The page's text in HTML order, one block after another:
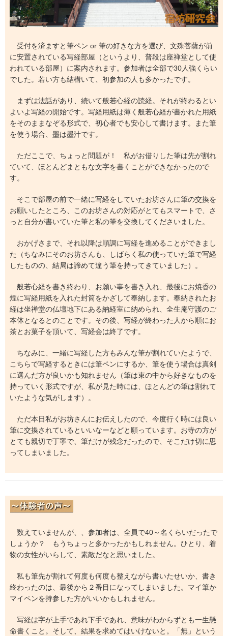
受付を済ますと筆ペン or 筆の好きな方を選び、文殊菩薩が前
に安置されている写経部屋（というより、普段は座禅堂として使
われている部屋）に案内されます。参加者は全部で30人強くらい
でした。若い方も結構いて、初参加の人も多かったです。
まずは法話があり、続いて般若心経の読経。それが終わるとい
よいよ写経の開始です。写経用紙は薄く般若心経が書かれた用紙
をそのままなぞる形式で、初心者でも安心して書けます。また筆
を使う場合、墨は墨汁です。
ただここで、ちょっと問題が！ 私がお借りした筆は先が割れ
ていて、ほとんどまともな文字を書くことができなかったので
す。
そこで部屋の前で一緒に写経をしていたお坊さんに筆の交換を
お願いしたところ、このお坊さんの対応がとてもスマートで、さ
っと自分が書いていた筆と私の筆を交換してくださいました。
おかげさまで、それ以降は順調に写経を進めることができまし
た（ちなみにそのお坊さんも、しばらく私の使っていた筆で写経
したものの、結局は諦めて違う筆を持ってきていました）。
般若心経を書き終わり、お願い事を書き入れ、最後にお焼香の
煙に写経用紙を入れた封筒をかざして奉納します。奉納されたお
経は坐禅堂の仏壇地下にある納経室に納められ、全生庵守護のご
本体となるとのことです。その後、写経が終わった人から順にお
茶とお菓子を頂いて、写経会は終了です。
ちなみに、一緒に写経した方もみんな筆が割れていたようで、
こちらで写経するときには筆ペンにするか、筆を使う場合は真剣
に選んだ方が良いかも知れません（筆は束の中から好きなものを
持っていく形式ですが、私が見た時には、ほとんどの筆は割れて
いたような気がします）。
ただ本日私がお坊さんにお伝えしたので、今度行く時には良い
筆に交換されているといいなーなどと願っています。お寺の方が
とても親切で丁寧で、筆だけが残念だったので、そこだけ切に思
ってしまいました。
数えていませんが、、参加者は、全員で40～名くらいだったで
しょうか？ もうちょっと多かったかもしれません。ひとり、着
物の女性がいらして、素敵だなと思いました。
私も筆先が割れて何度も何度も整えながら書いたせいか、書き
終わったのは、最後から２番目になってしまいました。マイ筆か
マイペンを持参した方がいいかもしれません。
写経は字が上手であれ下手であれ、意味がわからずとも一生懸
命書くこと。そして、結果を求めてはいけないと。「無」という